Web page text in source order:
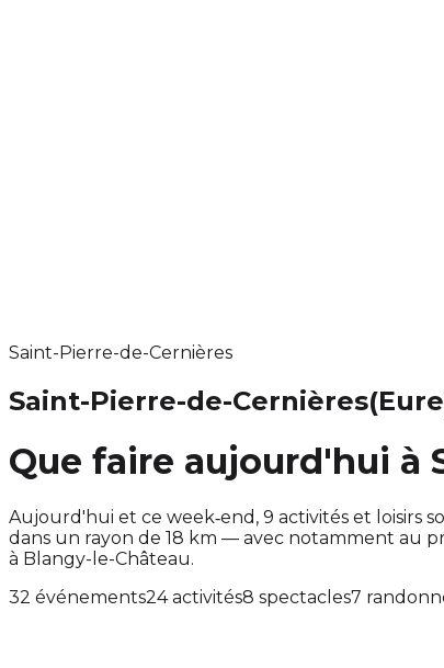
Saint-Pierre-de-Cernières
Saint-Pierre-de-Cernières
Que faire aujourd'hui à
Aujourd'hui et ce week‑end, 9 activités et loisirs
dans un rayon de 18 km — avec notamment au
à Blangy-le-Château.
32 événements24 activités8 spectacles7